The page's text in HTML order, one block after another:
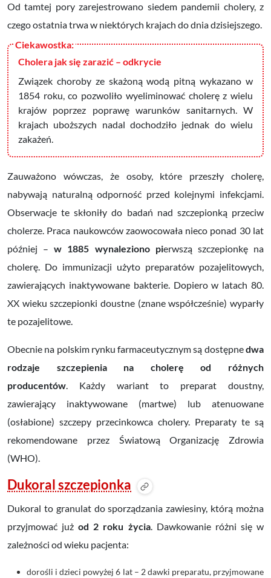
Od tamtej pory zarejestrowano siedem pandemii cholery, z
czego ostatnia trwa w niektórych krajach do dnia dzisiejszego.
Cholera jak się zarazić – odkrycie
Związek choroby ze skażoną wodą pitną wykazano w
1854 roku, co pozwoliło wyeliminować cholerę z wielu
krajów poprzez poprawę warunków sanitarnych. W
krajach uboższych nadal dochodziło jednak do wielu
zakażeń.
Zauważono wówczas, że osoby, które przeszły cholerę,
nabywają naturalną odporność przed kolejnymi infekcjami.
Obserwacje te skłoniły do badań nad szczepionką przeciw
cholerze. Praca naukowców zaowocowała nieco ponad 30 lat
później –w 1885 wynaleziono pierwszą szczepionkę na
cholerę. Do immunizacji użyto preparatów pozajelitowych,
zawierających inaktywowane bakterie. Dopiero w latach 80.
XX wieku szczepionki doustne (znane współcześnie) wyparły
te pozajelitowe.
Obecnie na polskim rynku farmaceutycznym są dostępnedwa
rodzaje szczepienia na cholerę od różnych
producentów. Każdy wariant to preparat doustny,
zawierający inaktywowane (martwe) lub atenuowane
(osłabione) szczepy przecinkowca cholery. Preparaty te są
rekomendowane przez Światową Organizację Zdrowia
(WHO).
Dukoral szczepionka
Dukoral to granulat do sporządzania zawiesiny, którą można
przyjmować jużod 2 roku życia. Dawkowanie różni się w
zależności od wieku pacjenta:
dorośli i dzieci powyżej 6 lat – 2 dawki preparatu, przyjmowane